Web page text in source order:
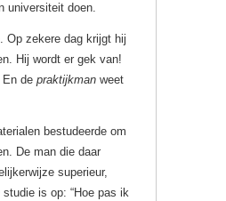
universiteit doen.
Op zekere dag krijgt hij
Hij wordt er gek van!
En de praktijkman weet
bestudeerde om
De man die daar
superieur,
studie is op: “Hoe pas ik